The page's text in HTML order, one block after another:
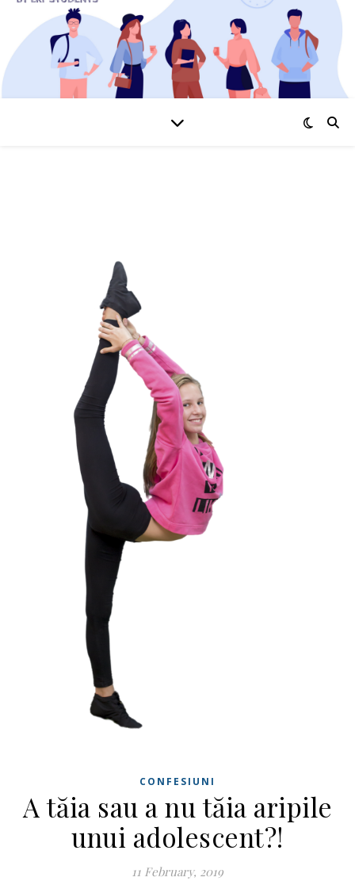
CONFESIUNI
A tăia sau a nu tăia aripile
unui adolescent?!
11 February, 2019